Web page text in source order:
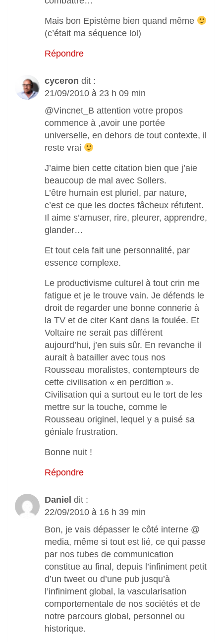
Mais bon Epistème bien quand même
(c’était ma séquence lol)
Répondre
cyceron dit :
21/09/2010 à 23 h 09 min
@Vincnet_B attention votre propos
commence à ,avoir une portée
universelle, en dehors de tout contexte, il
reste vrai
J’aime bien cette citation bien que j’aie
beaucoup de mal avec Sollers.
L’être humain est pluriel, par nature,
c’est ce que les doctes fâcheux réfutent.
Il aime s’amuser, rire, pleurer, apprendre,
glander…
Et tout cela fait une personnalité, par
essence complexe.
Le productivisme culturel à tout crin me
fatigue et je le trouve vain. Je défends le
droit de regarder une bonne connerie à
la TV et de citer Kant dans la foulée. Et
Voltaire ne serait pas différent
aujourd’hui, j’en suis sûr. En revanche il
aurait à batailler avec tous nos
Rousseau moralistes, contempteurs de
cette civilisation « en perdition ».
Civilisation qui a surtout eu le tort de les
mettre sur la touche, comme le
Rousseau originel, lequel y a puisé sa
géniale frustration.
Bonne nuit !
Répondre
Daniel dit :
22/09/2010 à 16 h 39 min
Bon, je vais dépasser le côté interne @
media, même si tout est lié, ce qui passe
par nos tubes de communication
constitue au final, depuis l’infiniment petit
d’un tweet ou d’une pub jusqu’à
l’infiniment global, la vascularisation
comportementale de nos sociétés et de
notre parcours global, personnel ou
historique.